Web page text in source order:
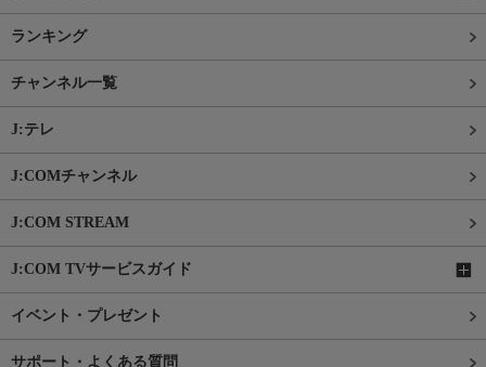
ランキング
チャンネル一覧
J:テレ
J:COMチャンネル
J:COM STREAM
J:COM TVサービスガイド
イベント・プレゼント
サポート・よくある質問